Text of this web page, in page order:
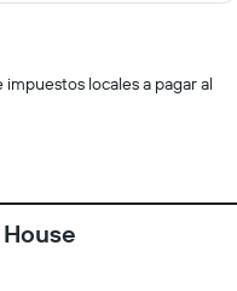
locales a pagar al